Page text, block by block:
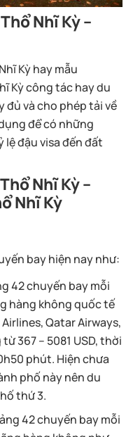
Nhĩ Kỳ –
Kỳ hay mẫu
Kỳ công tác hay du
đủ và cho phép tải về
để có những
đậu visa đến đất
Nhĩ Kỳ –
Nhĩ Kỳ
bay hiện nay như:
42 chuyến bay mỗi
hàng không quốc tế
Qatar Airways,
367 – 5081 USD, thời
phút. Hiện chưa
phố này nên du
thứ 3.
42 chuyến bay mỗi
hàng không như